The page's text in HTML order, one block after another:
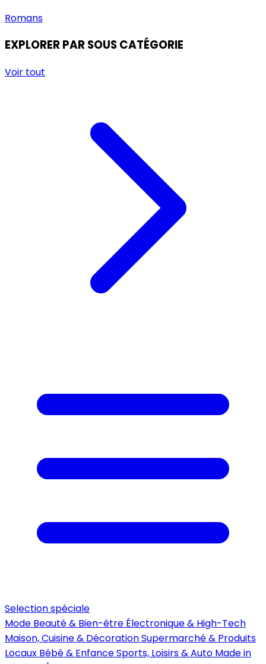
Romans
EXPLORER PAR SOUS CATÉGORIE
Voir tout
Selection spéciale
Mode Beauté & Bien-être Électronique & High-Tech
Maison, Cuisine & DécorationSupermarché & Produits
Locaux Bébé & EnfanceSports, Loisirs & Auto Made in